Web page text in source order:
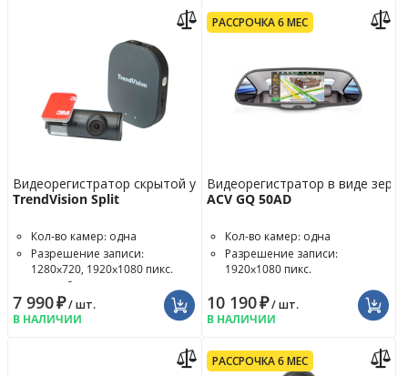
Видеорегистратор скрытой установки
TrendVision Split
Кол-во камер: одна
Разрешение записи:
1280x720, 1920x1080 пикс.
Угол обзора: 120°
7 990₽/ шт.
В НАЛИЧИИ
РАССРОЧКА 6 МЕС
Видеорегистратор в виде
ACV GQ 50AD
Кол-во камер: одна
Разрешение записи:
1920x1080 пикс.
10 190₽/ шт.
В НАЛИЧИИ
РАССРОЧКА 6 МЕС